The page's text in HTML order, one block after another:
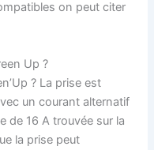
on peut citer
Up ?
? La prise est
un courant alternatif
de 16 A trouvée sur la
la prise peut